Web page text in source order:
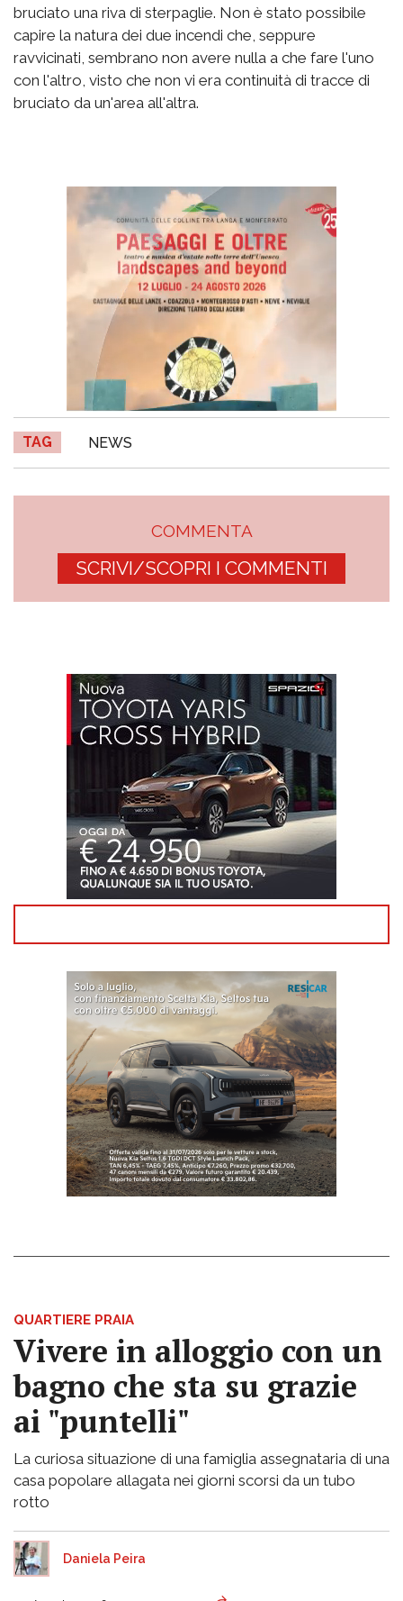
bruciato una riva di sterpaglie. Non è stato possibile
capire la natura dei due incendi che, seppure
ravvicinati, sembrano non avere nulla a che fare l'uno
con l'altro, visto che non vi era continuità di tracce di
bruciato da un'area all'altra.
TAG NEWS
COMMENTA
SCRIVI/SCOPRI I COMMENTI
QUARTIERE PRAIA
Vivere in alloggio con un
bagno che sta su grazie
ai "puntelli"
La curiosa situazione di una famiglia assegnataria di una
casa popolare allagata nei giorni scorsi da un tubo
rotto
Daniela Peira